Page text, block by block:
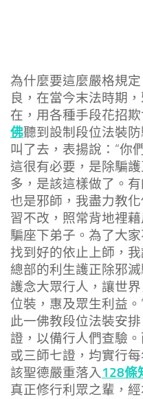
為什麼要這麼嚴格規
良，在當今末法時期
在，用各種手段花招
佛聽到設制段位法裝
叫了去，表揚說：“你
這很有必要，是除騙
多，是該這樣做了。
也是邪師，我盡力教
習不改，照常背地裡
騙座下弟子。為了大
找到好的依止上師，
總部的利生護正除邪
護念大眾行人，讓世
位裝，惠及眾生利益
此一佛教段位法裝安
證，以備行人們查驗
或三師七證，均實行
該聖德嚴重落入128條
真正修行利眾之輩，